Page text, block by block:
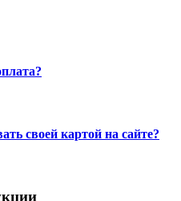
своей картой на сайте?